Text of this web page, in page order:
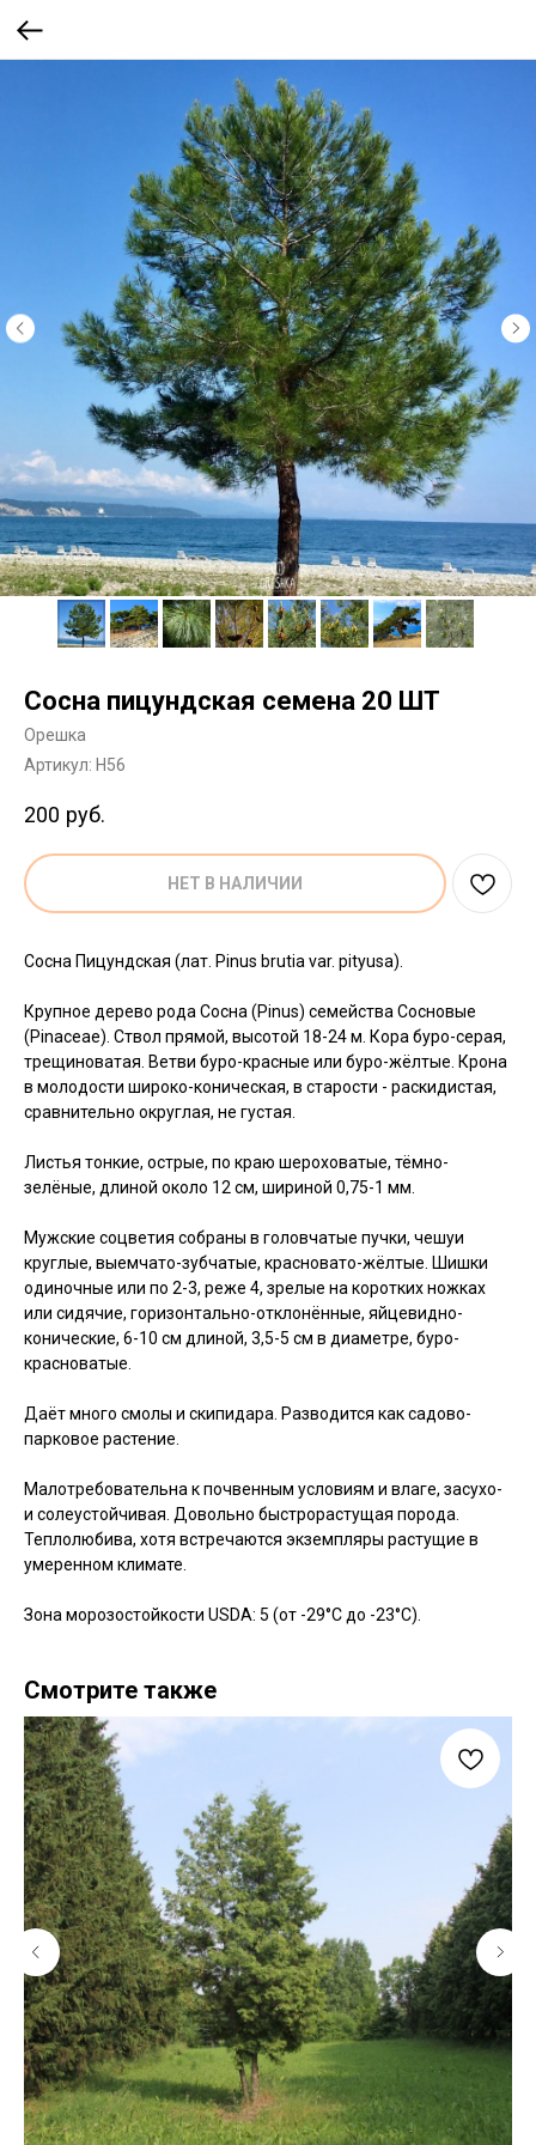
Сосна пицундская семена 20 ШТ
Орешка
Артикул: H56
200 руб.
НЕТ В НАЛИЧИИ
Сосна Пицундская (лат. Pinus brutia var. pityusa).
Крупное дерево рода Сосна (Pinus) семейства Сосновые
(Pinaceae). Ствол прямой, высотой 18-24 м. Кора буро-серая,
трещиноватая. Ветви буро-красные или буро-жёлтые. Крона
в молодости широко-коническая, в старости - раскидистая,
сравнительно округлая, не густая.
Листья тонкие, острые, по краю шероховатые, тёмно-
зелёные, длиной около 12 см, шириной 0,75-1 мм.
Мужские соцветия собраны в головчатые пучки, чешуи
круглые, выемчато-зубчатые, красновато-жёлтые. Шишки
одиночные или по 2-3, реже 4, зрелые на коротких ножках
или сидячие, горизонтально-отклонённые, яйцевидно-
конические, 6-10 см длиной, 3,5-5 см в диаметре, буро-
красноватые.
Даёт много смолы и скипидара. Разводится как садово-
парковое растение.
Малотребовательна к почвенным условиям и влаге, засухо-
и солеустойчивая. Довольно быстрорастущая порода.
Теплолюбива, хотя встречаются экземпляры растущие в
умеренном климате.
Зона морозостойкости USDA: 5 (от -29°C до -23°C).
Смотрите также